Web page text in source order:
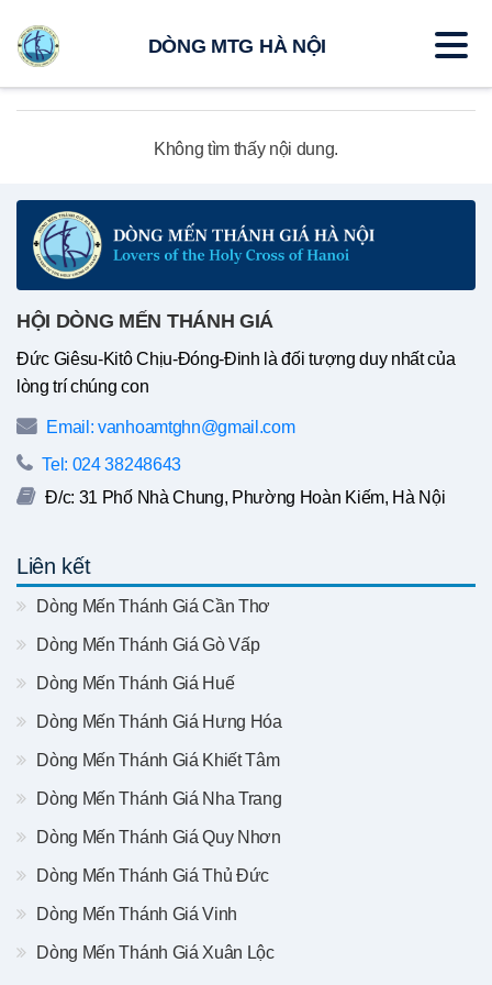
Không tìm thấy nội dung.
HỘI DÒNG MẾN THÁNH GIÁ
Đức Giêsu-Kitô Chịu-Đóng-Đinh là đối tượng duy nhất của
lòng trí chúng con
Email: vanhoamtghn@gmail.com
Tel: 024 38248643
Đ/c: 31 Phố Nhà Chung, Phường Hoàn Kiếm, Hà Nội
Liên kết
Dòng Mến Thánh Giá Cần Thơ
Dòng Mến Thánh Giá Gò Vấp
Dòng Mến Thánh Giá Huế
Dòng Mến Thánh Giá Hưng Hóa
Dòng Mến Thánh Giá Khiết Tâm
Dòng Mến Thánh Giá Nha Trang
Dòng Mến Thánh Giá Quy Nhơn
Dòng Mến Thánh Giá Thủ Đức
Dòng Mến Thánh Giá Vinh
Dòng Mến Thánh Giá Xuân Lộc
DÒNG MTG HÀ NỘI